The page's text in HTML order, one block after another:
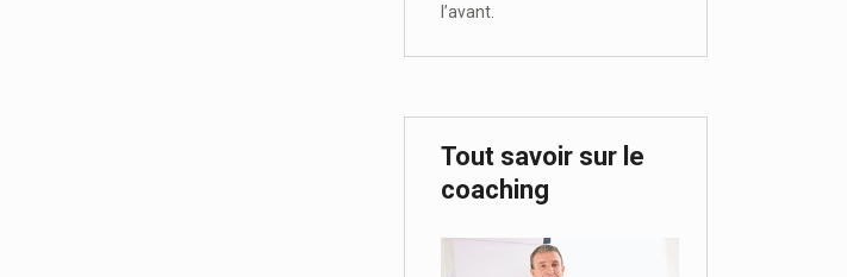
l’avant.
Tout savoir sur le
coaching